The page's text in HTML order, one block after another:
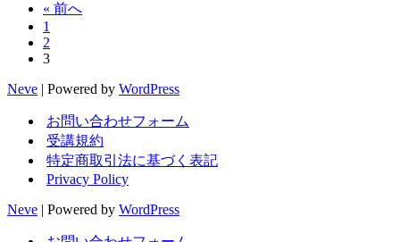
« 前へ
1
2
3
Neve | Powered by WordPress
お問い合わせフォーム
受講規約
特定商取引法に基づく表記
Privacy Policy
Neve | Powered by WordPress